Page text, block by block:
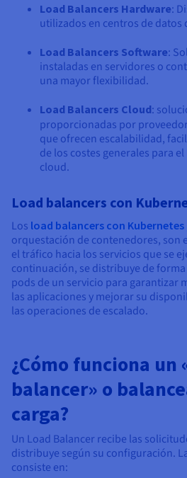
Load Balancers Hardware:
utilizados en centros de
Load Balancers Software:
instaladas en servidores o
una mayor flexibilidad.
Load Balancers Cloud:
proporcionadas por
que ofrecen escalabilidad,
de los costes generales para
cloud.
Load balancers con
Los load balancers con Kubernetes
orquestación de contenedores, son
el tráfico hacia los servicios que se
continuación, se distribuye de
pods de un servicio para garantizar
las aplicaciones y mejorar su
las operaciones de escalado.
¿Cómo funciona un
balancer» o
carga?
Un Load Balancer recibe las
distribuye según su configuración.
consiste en: